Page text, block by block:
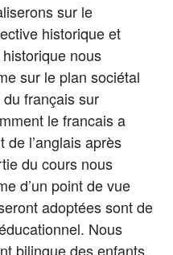
sur le
historique et
nous
sur le plan sociétal
français sur
le francais a
l’anglais après
du cours nous
d’un point de vue
adoptées sont de
Nous
bilingue des enfants